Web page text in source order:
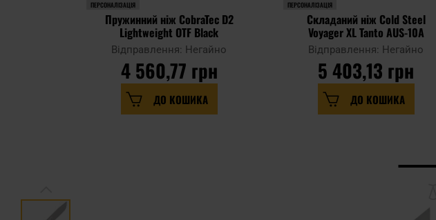
ПЕРСОНАЛІЗАЦІЯ
Пружинний ніж CobraTec D2
Lightweight OTF Black
Відправлення: Негайно
4 560,77 грн
ДО КОШИКА
ПЕРСОНАЛІЗАЦІЯ
Складаний ніж Cold Steel
Voyager XL Tanto AUS-10A
Відправлення: Негайно
5 403,13 грн
ДО КОШИКА